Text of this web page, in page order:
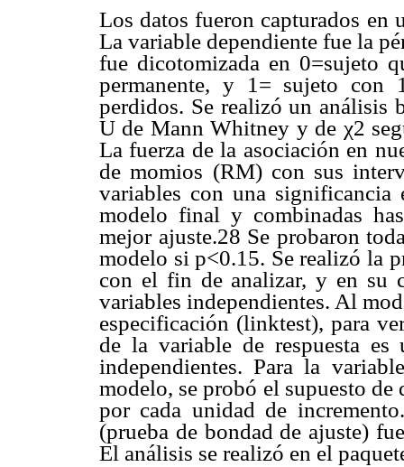
Los datos fueron capturados en
La variable dependiente fue la
fue dicotomizada en 0=sujeto
permanente, y 1= sujeto con
perdidos. Se realizó un análisis
U de Mann Whitney y de χ2
La fuerza de la asociación en
de momios (RM) con sus
variables con una
modelo final y combinadas
mejor ajuste.28 Se probaron
modelo si p<0.15. Se realizó la
con el fin de analizar, y en su
variables independientes. Al
especificación (linktest), para
de la variable de respuesta
independientes. Para la
modelo, se probó el supuesto
por cada unidad de
(prueba de bondad de ajuste)
El análisis se realizó en el